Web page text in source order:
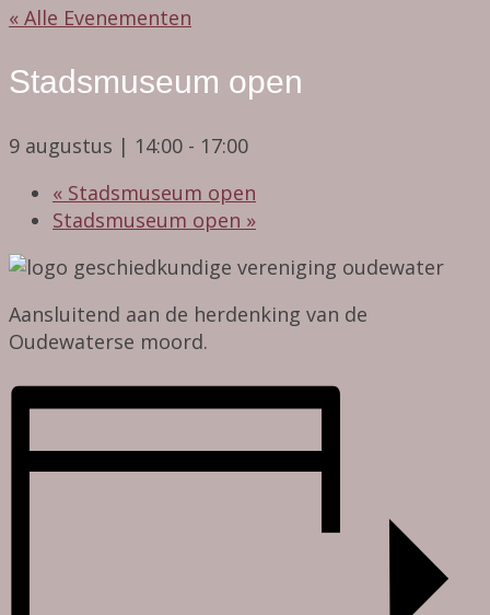
« Alle Evenementen
Stadsmuseum open
9 augustus | 14:00 - 17:00
« Stadsmuseum open
Stadsmuseum open »
Aansluitend aan de herdenking van de
Oudewaterse moord.